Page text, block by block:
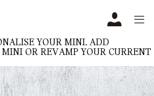
YOUR MINI. ADD
OR REVAMP YOUR CURRENT